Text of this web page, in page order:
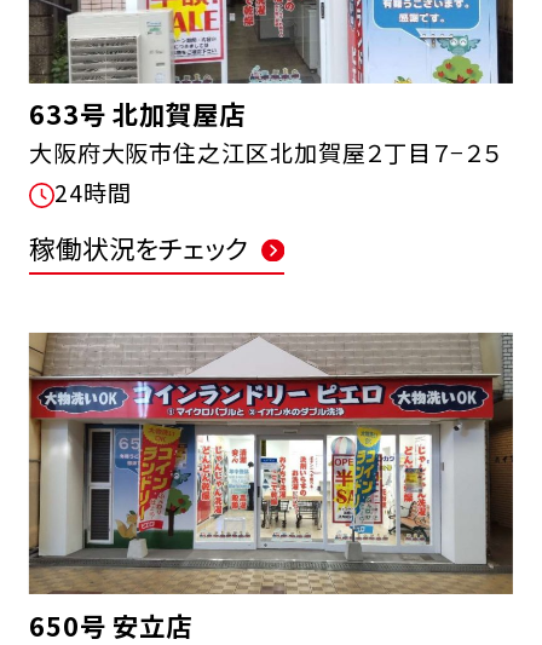
633号 北加賀屋店
大阪府大阪市住之江区北加賀屋２丁目７−２５
24時間
稼働状況をチェック
650号 安立店